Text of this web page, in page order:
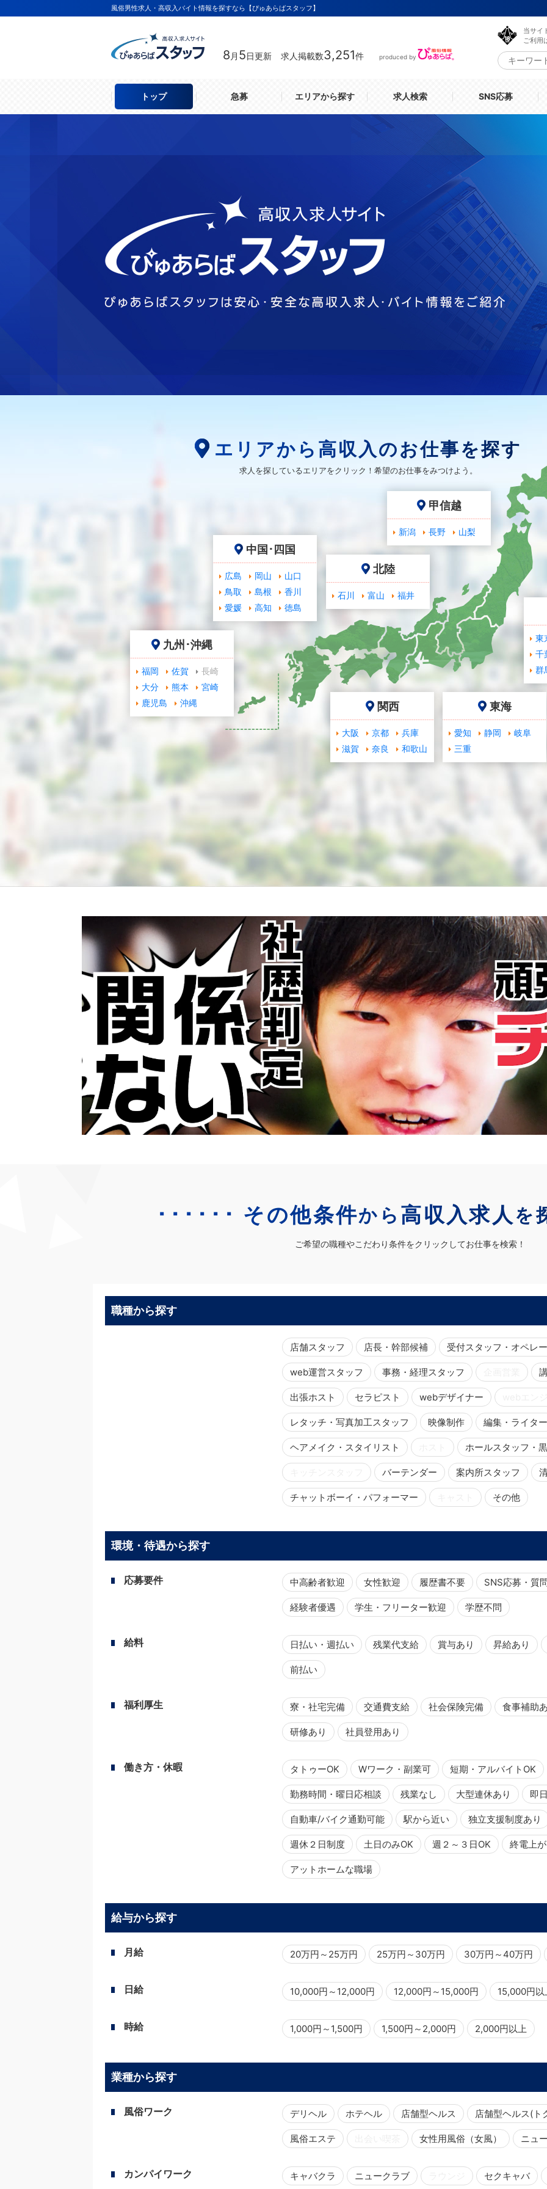
風俗男性求人・高収入バイト情報を探すなら【ぴゅあらばスタッフ】
8 月 5日更新 求人掲載数3,251件 produced by
当サイ
ご利用
トップ 急募 エリアから探す 求人検索 SNS応募
エリアから高収入のお仕事を探す
求人を探しているエリアをクリック！希望のお仕事をみつけよう。
東
千
群
関西
大阪 京都
兵庫
滋賀
奈良 和歌山
北陸
石川 富山 福井
甲信越
新潟 長野 山梨
東海
愛知 静岡
岐阜
三重
中国･四国
広島 岡山
山口
鳥取
島根
香川
愛媛
高知 徳島
九州･沖縄
福岡 佐賀
長崎
大分
熊本
宮崎
鹿児島
沖縄
･･････ その他条件から 高収入求人 を
ご希望の職種やこだわり条件をクリックしてお仕事を検索！
職種から探す
店舗スタッフ 店長・幹部候補 受付スタッフ・オペレ
web運営スタッフ 事務・経理スタッフ
出張ホスト セラピスト webデザイナー
レタッチ・写真加工スタッフ 映像制作 編集・ライター
ヘアメイク・スタイリスト ホールスタッフ・
バーテンダー 案内所スタッフ
チャットボーイ・パフォーマー その他
環境・待遇から探す
応募要件 中高齢者歓迎 女性歓迎 履歴書不要 SNS応募・質
経験者優遇 学生・フリーター歓迎 学歴不問
給料 日払い・週払い 残業代支給 賞与あり 昇給あり
前払い
福利厚生 寮・社宅完備 交通費支給 社会保険完備 食事補助
研修あり 社員登用あり
働き方・休暇 タトゥーOK Wワーク・副業可 短期・アルバイトOK
勤務時間・曜日応相談 残業なし 大型連休あり 即
自動車/バイク通勤可能 駅から近い 独立支援制度あり
週休２日制度 土日のみOK 週２～３日OK 終電上
アットホームな職場
給与から探す
月給 20万円～25万円 25万円～30万円 30万円～40万円
日給 10,000円～12,000円 12,000円～15,000円 15,000円以
時給 1,000円～1,500円 1,500円～2,000円 2,000円以上
業種から探す
風俗ワーク デリヘル ホテヘル 店舗型ヘルス 店舗型ヘルス(ト
風俗エステ 女性用風俗（女風） ニュ
カンパイワーク キャバクラ ニュークラブ セクキャバ